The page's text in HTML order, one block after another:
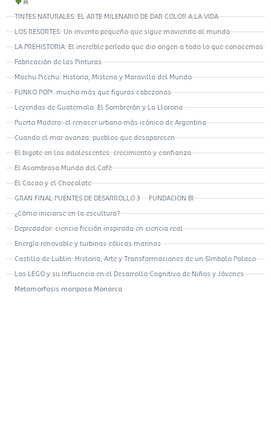
TINTES NATURALES: EL ARTE MILENARIO DE DAR COLOR A LA VIDA
LOS RESORTES: Un invento pequeño que sigue moviendo al mundo
LA PREHISTORIA: El increíble período que dio origen a todo lo que conocemos
Fabricación de las Pinturas
Machu Picchu: Historia, Misterio y Maravilla del Mundo
FUNKO POP!: mucho más que figuras cabezonas
Leyendas de Guatemala: El Sombrerón y La Llorona
Puerto Madero: el renacer urbano más icónico de Argentina
Cuando el mar avanza: pueblos que desaparecen
El bigote en los adolescentes: crecimiento y confianza
El Asombroso Mundo del Café
El Cacao y el Chocolate
GRAN FINAL PUENTES DE DESARROLLO 3 – FUNDACION BI
¿Cómo iniciarse en la escultura?
Depredador: ciencia ficción inspirada en ciencia real
Energía renovable y turbinas eólicas marinas
Castillo de Lublin: Historia, Arte y Transformaciones de un Símbolo Polaco
Los LEGO y su Influencia en el Desarrollo Cognitivo de Niños y Jóvenes
Metamorfosis mariposa Monarca